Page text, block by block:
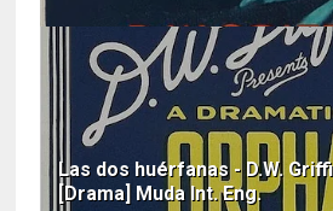
Las dos huérfanas - D.W.
[Drama] Muda Int. Eng.